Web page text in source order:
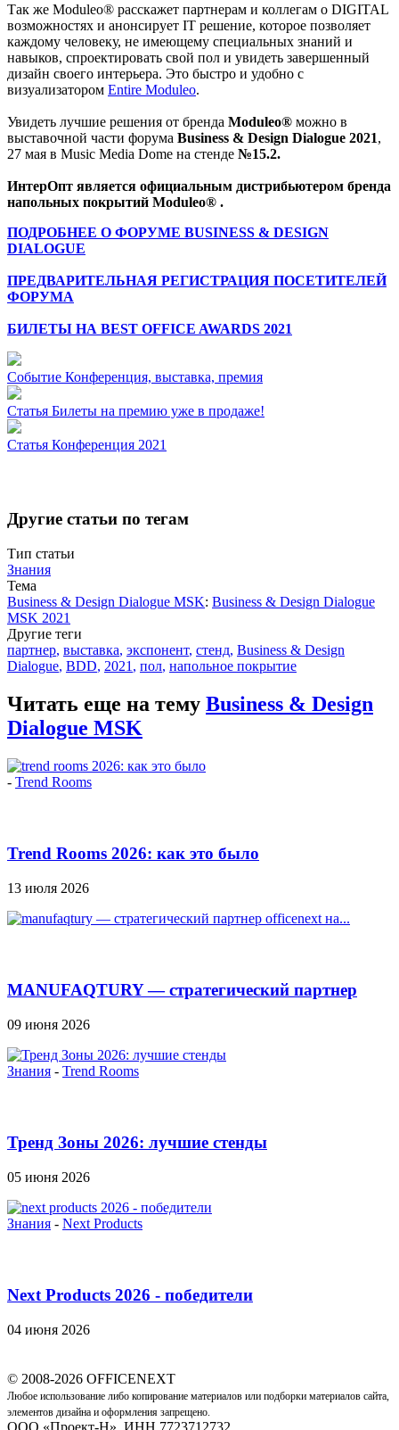
Так же Moduleo® расскажет партнерам и коллегам о DIGITAL
возможностях и анонсирует IT решение, которое позволяет
каждому человеку, не имеющему специальных знаний и
навыков, спроектировать свой пол и увидеть завершенный
дизайн своего интерьера. Это быстро и удобно с
визуализатором Entire Moduleo.
Увидеть лучшие решения от бренда Moduleo® можно в
выставочной части форума Business & Design Dialogue 2021,
27 мая в Music Media Dome на стенде №15.2.
ИнтерОпт является официальным дистрибьютером бренда
напольных покрытий Moduleo® .
ПОДРОБНЕЕ О ФОРУМЕ BUSINESS & DESIGN
DIALOGUE
ПРЕДВАРИТЕЛЬНАЯ РЕГИСТРАЦИЯ ПОСЕТИТЕЛЕЙ
ФОРУМА
БИЛЕТЫ НА BEST OFFICE AWARDS 2021
Событие Конференция, выставка, премия
Статья Билеты на премию уже в продаже!
Статья Конференция 2021
Другие статьи по тегам
Тип статьи
Знания
Тема
Business & Design Dialogue MSK: Business & Design Dialogue
MSK 2021
Другие теги
партнер, выставка, экспонент, стенд, Business & Design
Dialogue, BDD, 2021 , пол, напольное покрытие
Читать еще на тему Business & Design
Dialogue MSK
- Trend Rooms
Trend Rooms 2026: как это было
13 июля 2026
MANUFAQTURY — стратегический партнер
09 июня 2026
Знания - Trend Rooms
Тренд Зоны 2026: лучшие стенды
05 июня 2026
Знания - Next Products
Next Products 2026 - победители
04 июня 2026
© 2008-2026 OFFICENEXT
Любое использование либо копирование материалов или подборки материалов сайта,
элементов дизайна и оформления запрещено.
ООО «Проект-Н», ИНН 7723712732